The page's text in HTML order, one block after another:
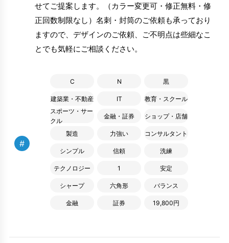
せてご提案します。（カラー変更可・修正無料・修
正回数制限なし）名刺・封筒のご依頼も承っており
ますので、デザインのご依頼、ご不明点は些細なこ
とでも気軽にご相談ください。
#
C N 黒
建築業・不動産 IT
教育・スクール
スポーツ・サー
クル
金融・証券 ショップ・店舗
製造 力強い コンサルタント
シンプル 信頼 洗練
テクノロジー 1 安定
シャープ 六角形 バランス
金融 証券 19,800円